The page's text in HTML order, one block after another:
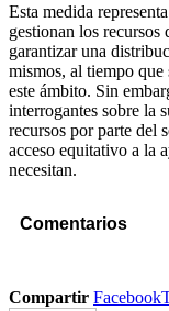
Esta medida
gestionan los recursos
garantizar una
mismos, al tiempo
este ámbito. Sin
interrogantes sobre la
recursos por parte del
acceso equitativo a la
necesitan.
Comentarios
Compartir Facebook